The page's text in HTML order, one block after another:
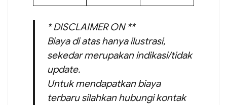
* DISCLAIMER ON **
Biaya di atas hanya ilustrasi,
sekedar merupakan indikasi/tidak
update.
Untuk mendapatkan biaya
terbaru silahkan hubungi kontak